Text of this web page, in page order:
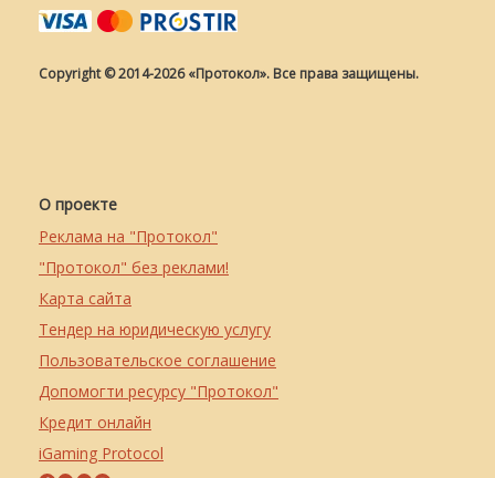
Copyright © 2014-2026 «Протокол». Все права защищены.
О проекте
Реклама на "Протокол"
"Протокол" без реклами!
Карта сайта
Тендер на юридическую услугу
Пользовательское соглашение
Допомогти ресурсу "Протокол"
Кредит онлайн
iGaming Protocol